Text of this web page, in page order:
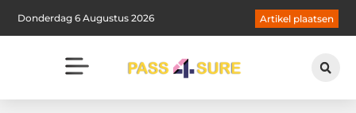
Donderdag 6 Augustus 2026 Artikel plaatsen